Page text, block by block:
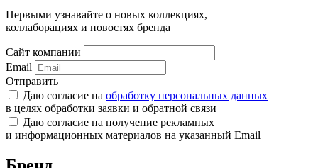
Первыми узнавайте о новых коллекциях,
коллаборациях и новостях бренда
Сайт компании
Email
Отправить
Даю согласие на обработку персональных данных
в целях обработки заявки и обратной связи
Даю согласие на получение рекламных
и информационных материалов на указанный Email